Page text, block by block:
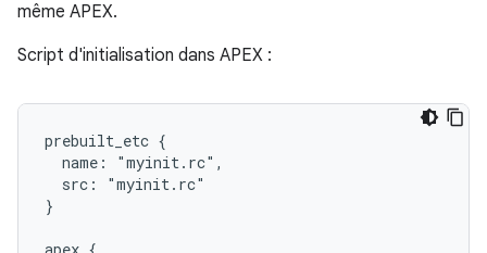
même APEX.
Script d'initialisation dans APEX :
prebuilt_etc {
  name: "myinit.rc",
  src: "myinit.rc"
}